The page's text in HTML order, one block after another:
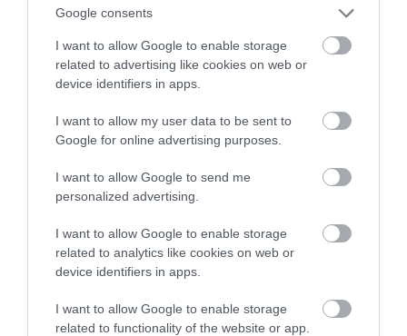
Google consents
I want to allow Google to enable storage
related to advertising like cookies on web or
device identifiers in apps.
I want to allow my user data to be sent to
Google for online advertising purposes.
I want to allow Google to send me
personalized advertising.
I want to allow Google to enable storage
related to analytics like cookies on web or
device identifiers in apps.
I want to allow Google to enable storage
related to functionality of the website or app.
Palkkaryhmä € / h
Aloitteleva
työntekijä
II
Vähän
kokemusta
omaava
työntekijä
13,79
III
ammattilainen
15,11